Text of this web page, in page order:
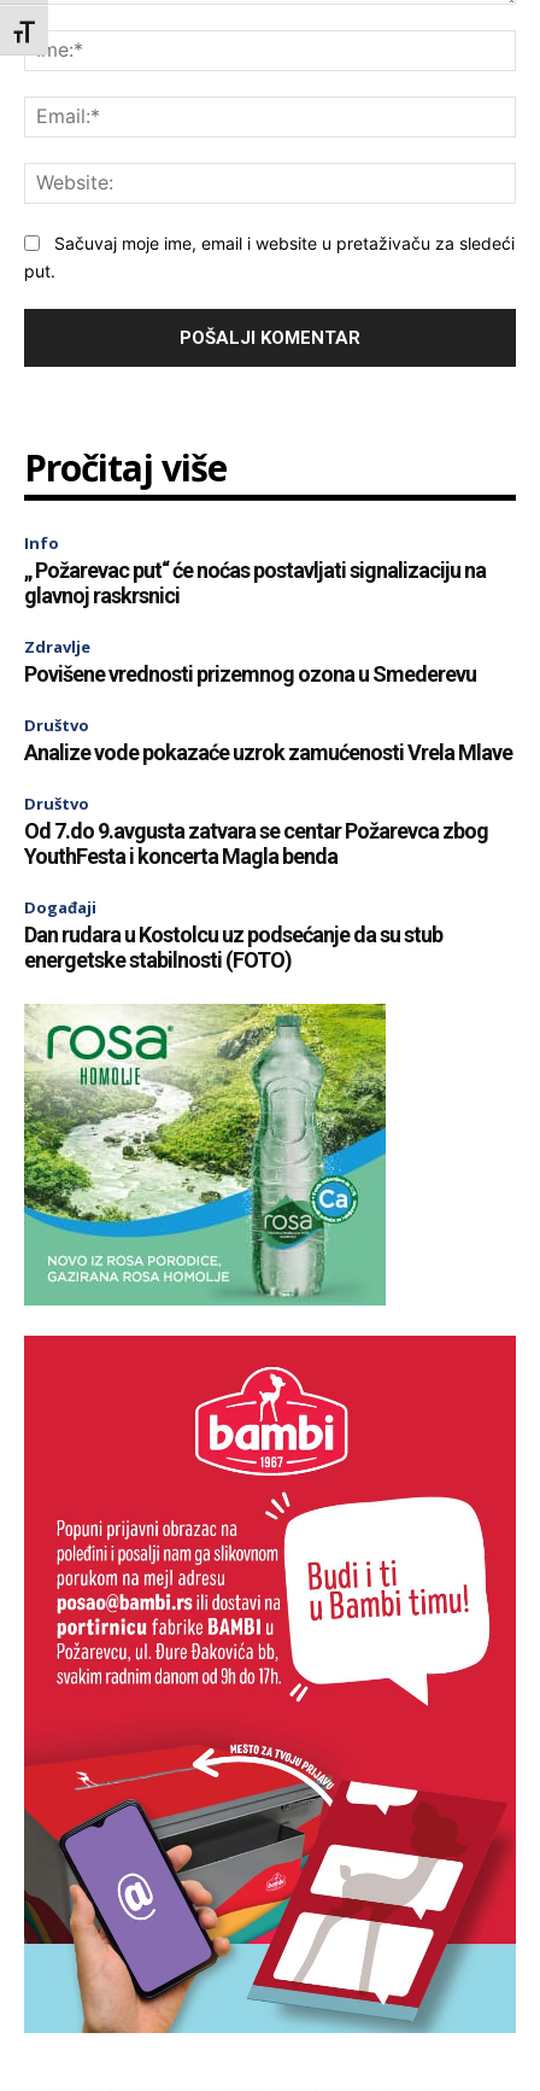
Toggle Font size
Komentar:
Sačuvaj moje ime, email i website u pretaživaču za sledeći
put.
Pročitaj više
Info
„ Požarevac put“ će noćas postavljati signalizaciju na
glavnoj raskrsnici
Zdravlje
Povišene vrednosti prizemnog ozona u Smederevu
Društvo
Analize vode pokazaće uzrok zamućenosti Vrela Mlave
Društvo
Od 7.do 9.avgusta zatvara se centar Požarevca zbog
YouthFesta i koncerta Magla benda
Događaji
Dan rudara u Kostolcu uz podsećanje da su stub
energetske stabilnosti (FOTO)